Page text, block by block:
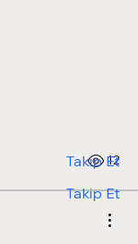
12
Takip Et
Takip Et